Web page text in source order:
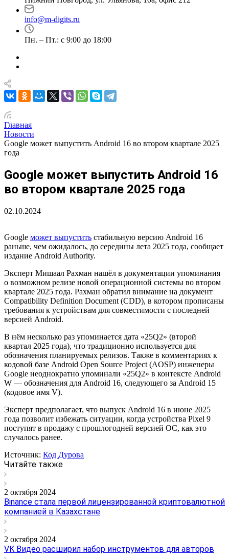
info@m-digits.ru
Пн. – Пт.: с 9:00 до 18:00
Главная
Новости
Google может выпустить Android 16 во втором квартале 2025
года
Google может выпустить Android 16
во втором квартале 2025 года
02.10.2024
Google может выпустить стабильную версию Android 16
раньше, чем ожидалось, до середины лета 2025 года, сообщает
издание Android Authority.
Эксперт Мишаал Рахман нашёл в документации упоминания
о возможном релизе новой операционной системы во втором
квартале 2025 года. Рахман обратил внимание на документ
Compatibility Definition Document (CDD), в котором прописаны
требования к устройствам для совместимости с последней
версией Android.
В нём несколько раз упоминается дата «25Q2» (второй
квартал 2025 года), что традиционно используется для
обозначения планируемых релизов. Также в комментариях к
кодовой базе Android Open Source Project (AOSP) инженеры
Google неоднократно упоминали «25Q2» в контексте Android
W — обозначения для Android 16, следующего за Android 15
(кодовое имя V).
Эксперт предполагает, что выпуск Android 16 в июне 2025
года позволит избежать ситуации, когда устройства Pixel 9
поступят в продажу с прошлогодней версией ОС, как это
случалось ранее.
Источник: Код Дурова
Читайте также
2 октября 2024
Binance стала первой лицензированной криптовалютной
компанией в Казахстане
2 октября 2024
VK Видео расширил набор инструментов для авторов